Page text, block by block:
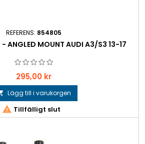
REFERENS: 854805
- ANGLED MOUNT AUDI A3/S3 13-17
Pris
295,00 kr
Lägg till i varukorgen
 Tillfälligt slut